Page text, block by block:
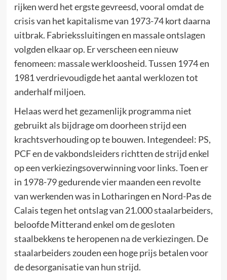
rijken werd het ergste gevreesd, vooral omdat de
crisis van het kapitalisme van 1973-74 kort daarna
uitbrak. Fabriekssluitingen en massale ontslagen
volgden elkaar op. Er verscheen een nieuw
fenomeen: massale werkloosheid. Tussen 1974 en
1981 verdrievoudigde het aantal werklozen tot
anderhalf miljoen.
Helaas werd het gezamenlijk programma niet
gebruikt als bijdrage om doorheen strijd een
krachtsverhouding op te bouwen. Integendeel: PS,
PCF en de vakbondsleiders richtten de strijd enkel
op een verkiezingsoverwinning voor links. Toen er
in 1978-79 gedurende vier maanden een revolte
van werkenden was in Lotharingen en Nord-Pas de
Calais tegen het ontslag van 21.000 staalarbeiders,
beloofde Mitterand enkel om de gesloten
staalbekkens te heropenen na de verkiezingen. De
staalarbeiders zouden een hoge prijs betalen voor
de desorganisatie van hun strijd.